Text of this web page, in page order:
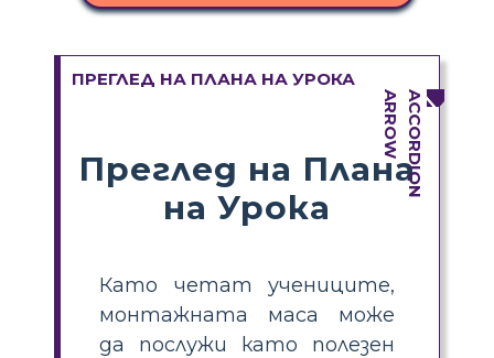
ПРЕГЛЕД НА ПЛАНА НА УРОКА
Преглед на Плана
на Урока
Като четат учениците,
монтажната маса може
да послужи като полезен